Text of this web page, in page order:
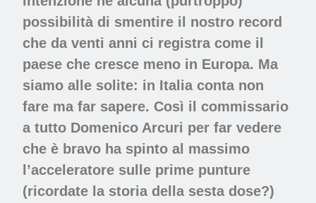
possibilità di smentire il nostro record
che da venti anni ci registra come il
paese che cresce meno in Europa. Ma
siamo alle solite: in Italia conta non
fare ma far sapere. Così il commissario
a tutto Domenico Arcuri per far vedere
che è bravo ha spinto al massimo
l’acceleratore sulle prime punture
(ricordate la storia della sesta dose?)